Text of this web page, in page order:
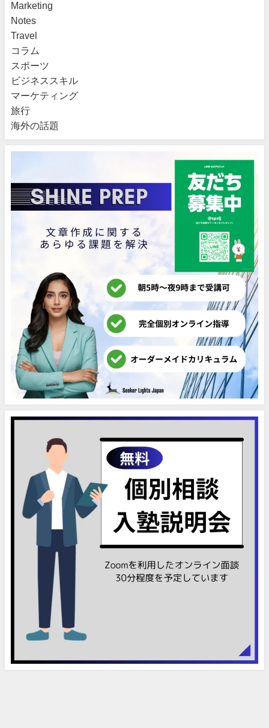
Marketing
Notes
Travel
コラム
スポーツ
ビジネススキル
マーケティング
旅行
海外の話題